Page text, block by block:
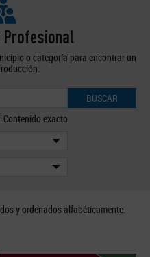
Profesional
o categoría para encontrar un
BUSCAR
Contenido exacto
y ordenados alfabéticamente.